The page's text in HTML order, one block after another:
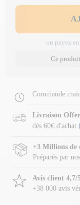
ou payez
Ce
Commande
Livraison
dès 60€ d'achat
+3 Millions de
Préparés par
Avis client 4,7/
+38 000 avis